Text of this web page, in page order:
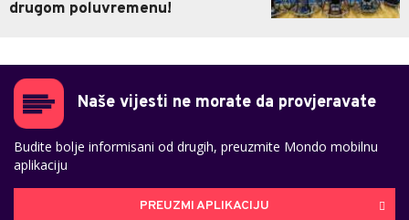
drugom poluvremenu!
Naše vijesti ne morate da provjeravate
Budite bolje informisani od drugih, preuzmite Mondo mobilnu
aplikaciju
PREUZMI APLIKACIJU